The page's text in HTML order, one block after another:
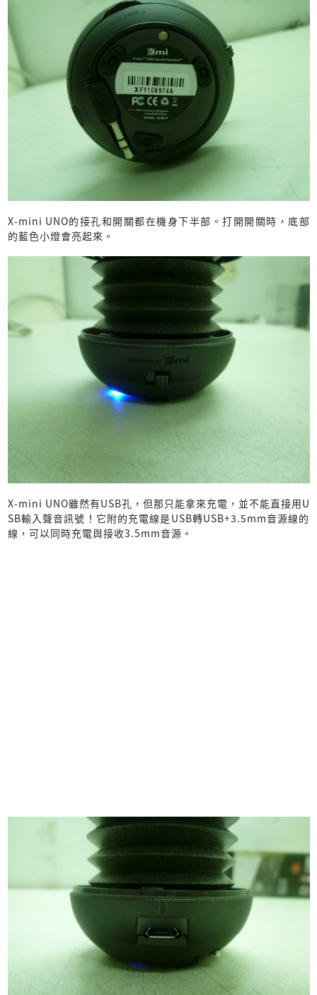
X-mini UNO的接孔和開關都在機身下半部。打開開關時，底部
的藍色小燈會亮起來。
X-mini UNO雖然有USB孔，但那只能拿來充電，並不能直接用U
SB輸入聲音訊號！它附的充電線是USB轉USB+3.5mm音源線的
線，可以同時充電與接收3.5mm音源。